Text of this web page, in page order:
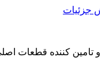
جزئیات
و تامین کننده قطعات